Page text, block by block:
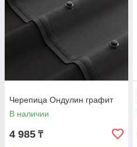
Черепица Ондулин графит
В наличии
4 985 ₸